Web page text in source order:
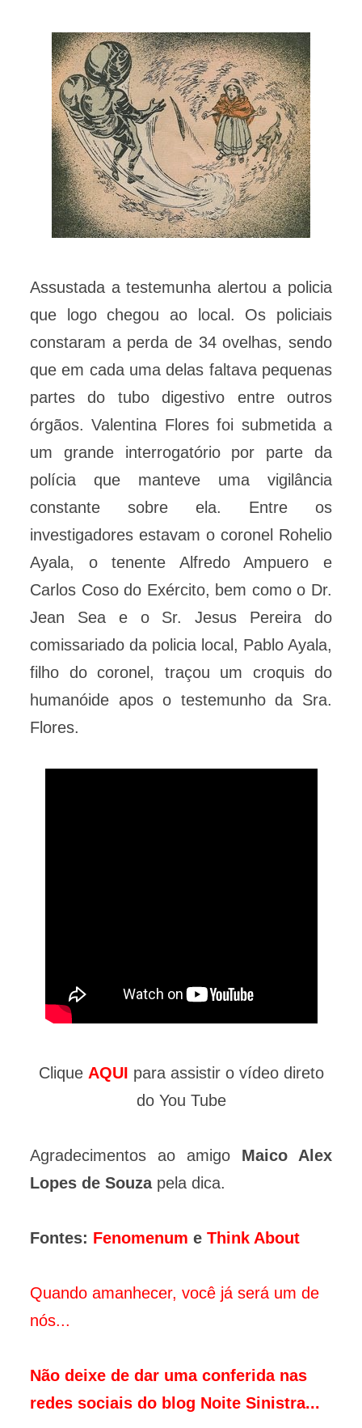
Assustada a testemunha alertou a policia
que logo chegou ao local. Os policiais
constaram a perda de 34 ovelhas, sendo
que em cada uma delas faltava pequenas
partes do tubo digestivo entre outros
órgãos. Valentina Flores foi submetida a
um grande interrogatório por parte da
polícia que manteve uma vigilância
constante sobre ela. Entre os
investigadores estavam o coronel Rohelio
Ayala, o tenente Alfredo Ampuero e
Carlos Coso do Exército, bem como o Dr.
Jean Sea e o Sr. Jesus Pereira do
comissariado da policia local, Pablo Ayala,
filho do coronel, traçou um croquis do
humanóide apos o testemunho da Sra.
Flores.
Clique AQUI para assistir o vídeo direto
do You Tube
Agradecimentos ao amigo Maico Alex
Lopes de Souza pela dica.
Fontes: Fenomenum e Think About
Quando amanhecer, você já será um de
nós...
Não deixe de dar uma conferida nas
redes sociais do blog Noite Sinistra...